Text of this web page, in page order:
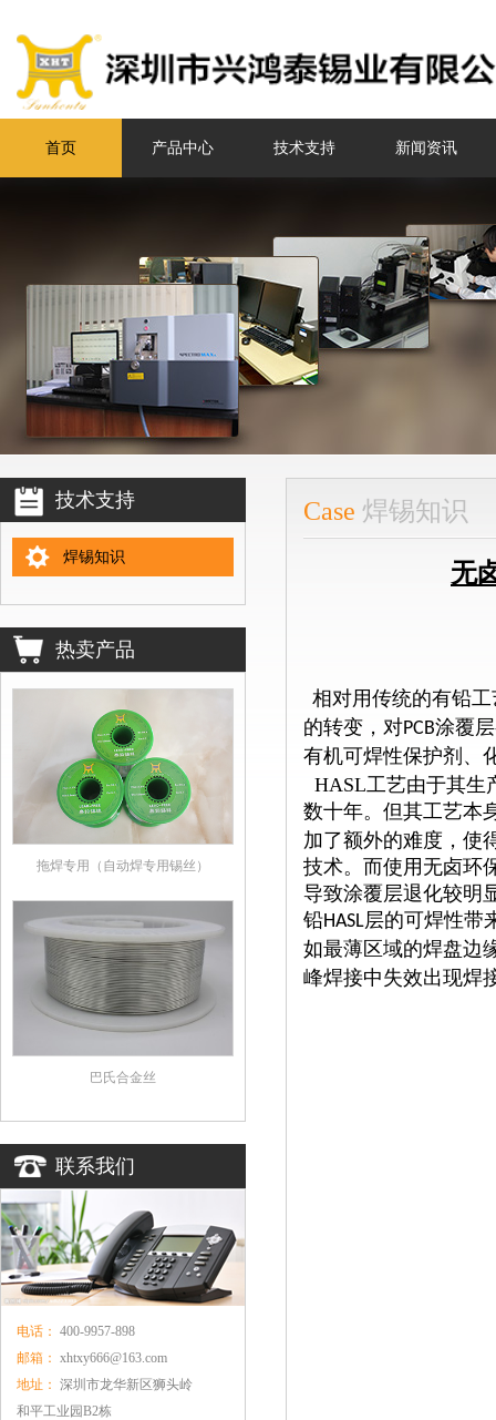
首页 产品中心 技术支持 新闻资讯
技术支持
焊锡知识
热卖产品
拖焊专用（自动焊专用锡丝）
巴氏合金丝
联系我们
电话： 400-9957-898
邮箱： xhtxy666@163.com
地址： 深圳市龙华新区狮头岭
和平工业园B2栋
Case 焊锡知识
无
相对用传统的有铅工
的转变，对PCB涂覆
有机可焊性保护剂、
HASL工艺由于其生
数十年。但其工艺本
加了额外的难度，使
技术。而使用无卤环
导致涂覆层退化较明
铅HASL层的可焊性带
如最薄区域的焊盘边
峰焊接中失效出现焊